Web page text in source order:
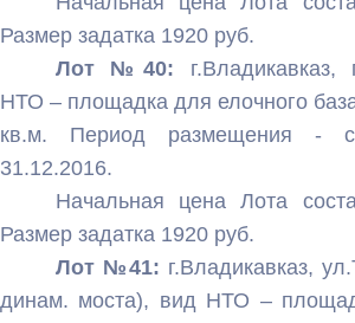
Размер задатка 1920 руб.
Лот №40:
НТО – площадка для елочного
кв.м. Период размещения -
31.12.2016.
Начальная цена Лота
Размер задатка 1920 руб.
Лот №41: г.Владикавказ,
динам. моста), вид НТО –